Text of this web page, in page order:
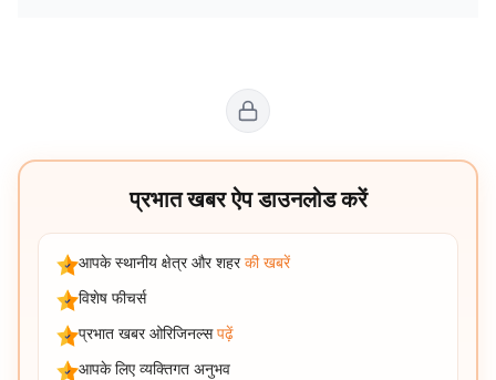
प्रभात खबर ऐप डाउनलोड करें
आपके स्थानीय क्षेत्र और शहर की खबरें
विशेष फीचर्स
प्रभात खबर ओरिजिनल्स पढ़ें
आपके लिए व्यक्तिगत अनुभव